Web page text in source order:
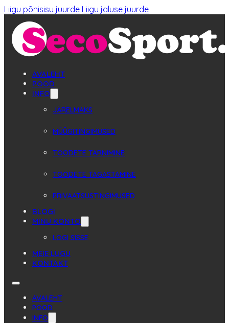
Liigu põhisisu juurde Liigu jaluse juurde
AVALEHT
POOD
INFO
JÄRELMAKS
MÜÜGITINGIMUSED
TOODETE TARNIMINE
TOODETE TAGASTAMINE
PRIVAATSUSTINGIMUSED
BLOGI
MINU KONTO
LOGI SISSE
MEIE LUGU
KONTAKT
AVALEHT
POOD
INFO